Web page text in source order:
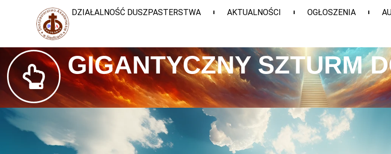
DZIAŁALNOŚĆ DUSZPASTERSTWA AKTUALNOŚCI OGŁOSZENIA
GIGANTYCZNY SZTURM